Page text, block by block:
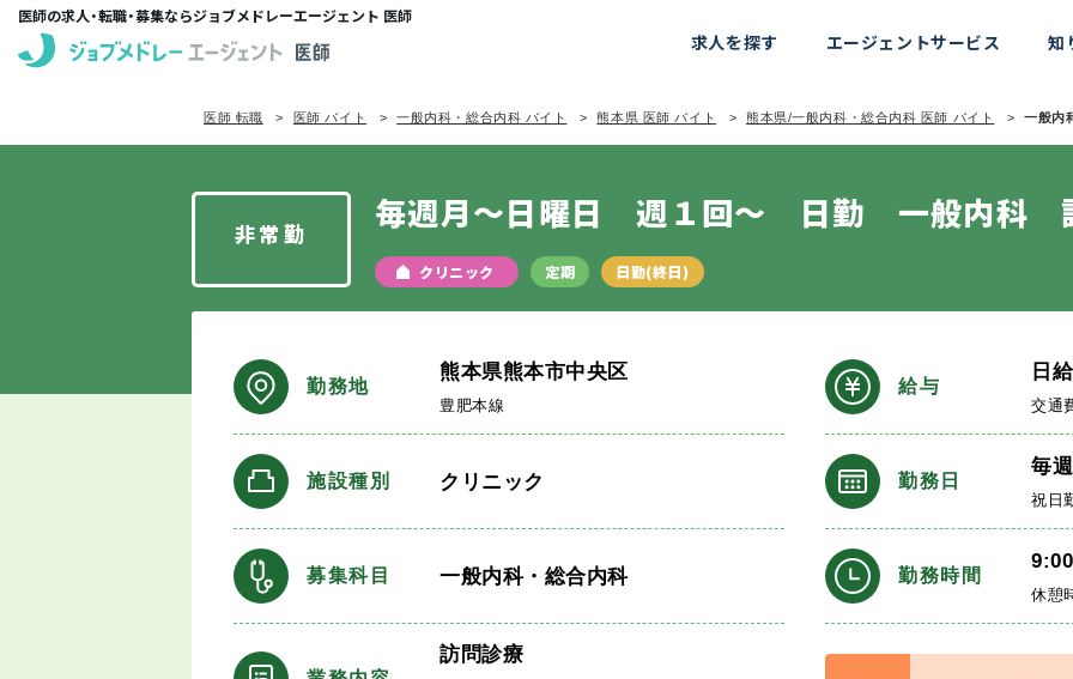
医師の求人・転職・募集ならジョブメドレーエージェント 医師
求人を探す エージェントサービス 知
医師 転職 医師 バイト 一般内科・総合内科 バイト 熊本県 医師 バイト 熊本県/一般内科・総合内科 医師 バイト 一般内
非常勤 毎週月～日曜日 週１回～ 日勤 一般内科
クリニック 定期 日勤(終日)
勤務地
熊本県熊本市中央区
豊肥本線
施設種別 クリニック
募集科目 一般内科・総合内科
訪問診療
給与
日給
交通
勤務日
毎週
祝日
勤務時間
休憩